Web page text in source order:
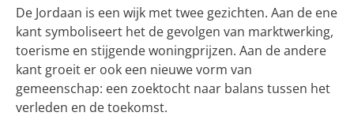
De Jordaan is een wijk met twee gezichten. Aan de ene
kant symboliseert het de gevolgen van marktwerking,
toerisme en stijgende woningprijzen. Aan de andere
kant groeit er ook een nieuwe vorm van
gemeenschap: een zoektocht naar balans tussen het
verleden en de toekomst.